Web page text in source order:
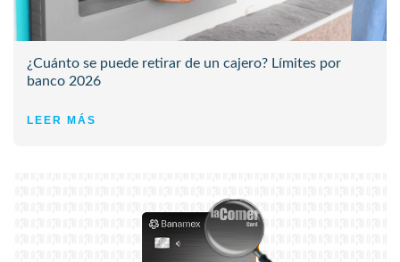
¿Cuánto se puede retirar de un cajero? Límites por
banco 2026
LEER MÁS